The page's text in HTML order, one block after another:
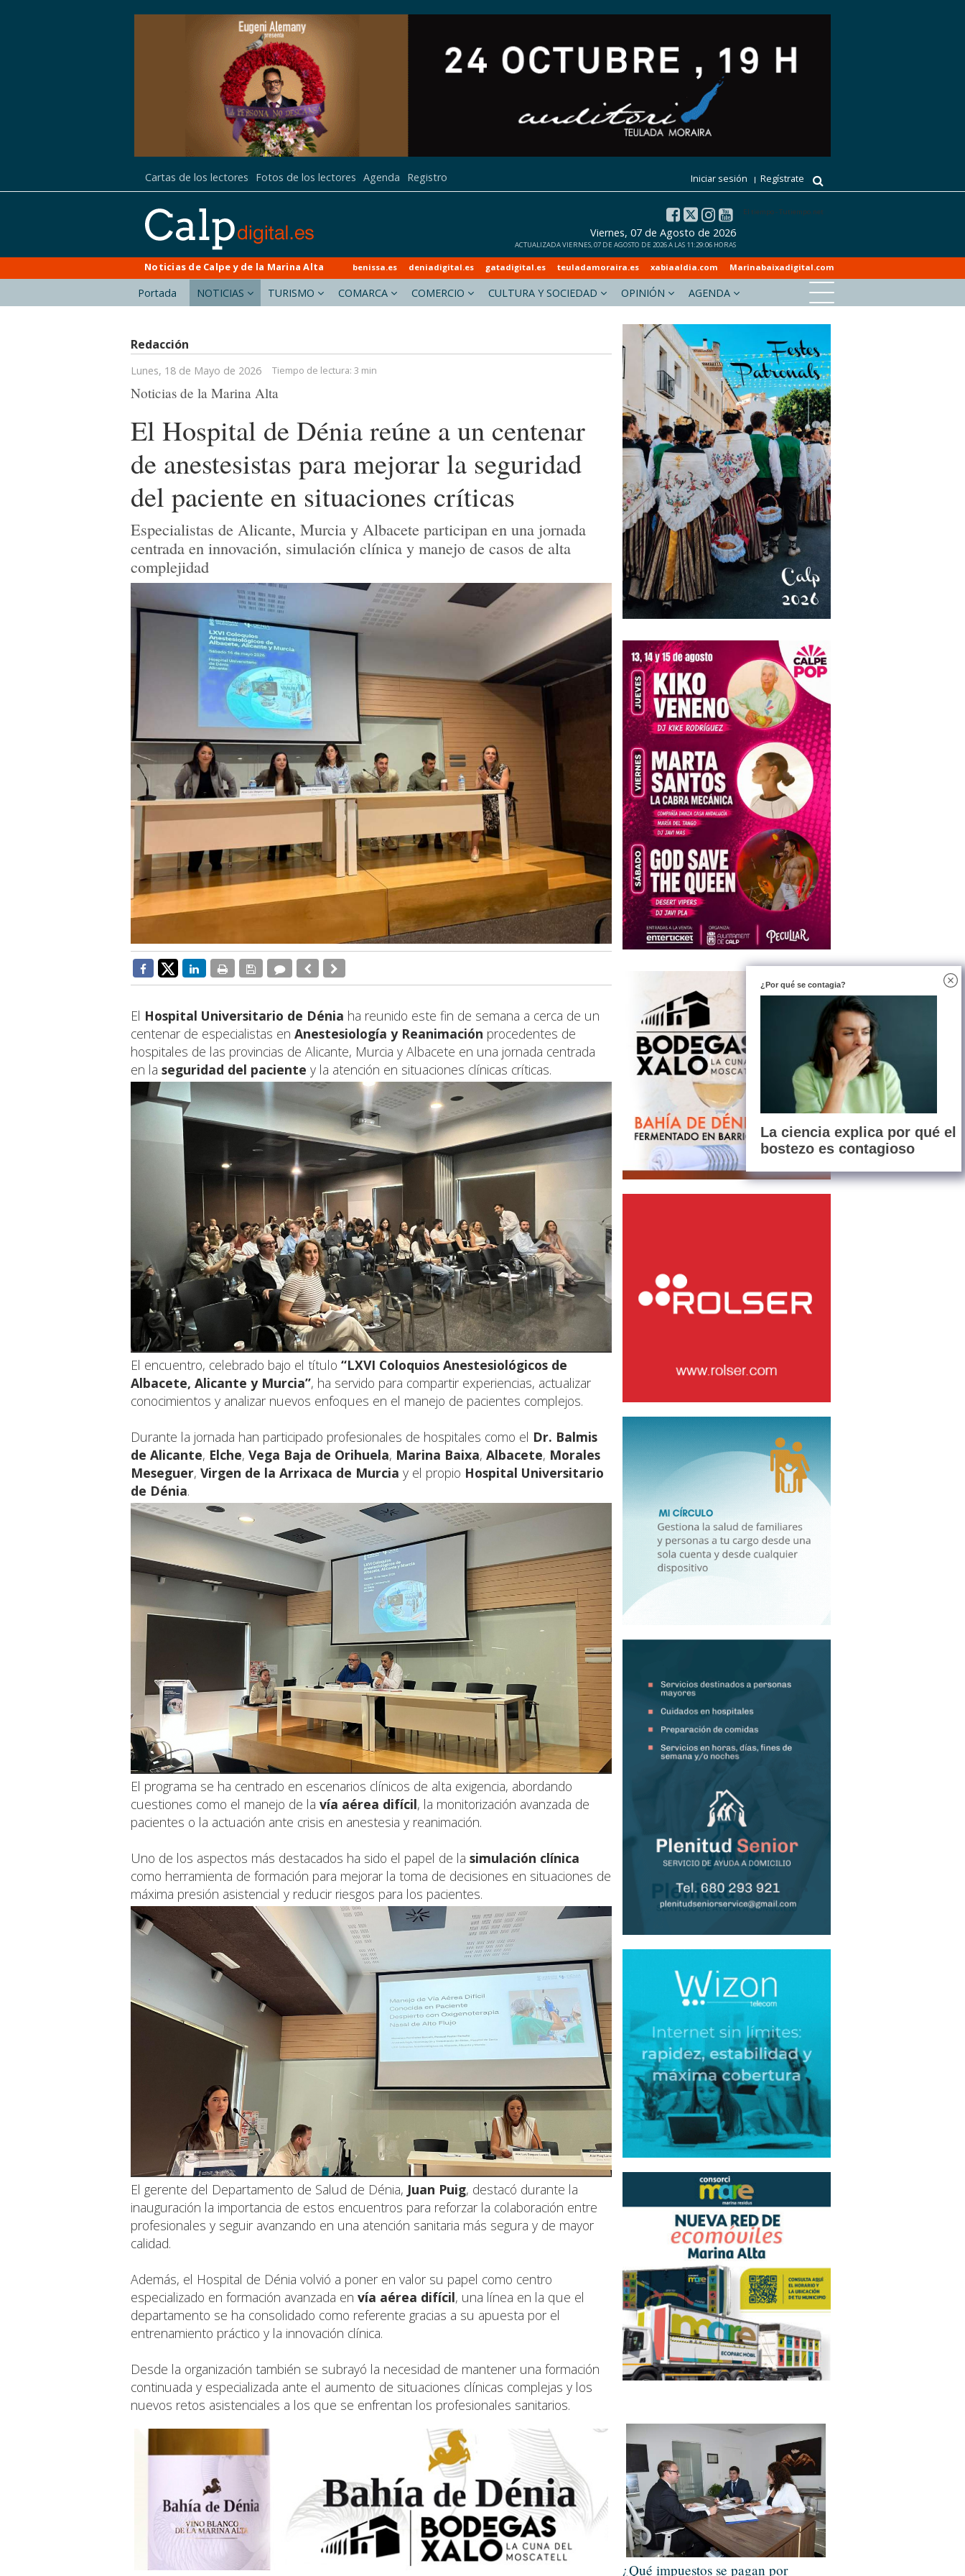
Cartas de los lectores Fotos de los lectores Agenda Registro Iniciar sesión Regístrate
El tiempo - Tutiempo.net
Viernes, 07 de Agosto de 2026
ACTUALIZADA VIERNES, 07 DE AGOSTO DE 2026 A LAS 11:29:06 HORAS
Noticias de Calpe y de la Marina Alta benissa.es deniadigital.es gatadigital.es teuladamoraira.es xabiaaldia.com Marinabaixadigital.com
Portada NOTICIAS TURISMO COMARCA COMERCIO CULTURA Y SOCIEDAD OPINIÓN AGENDA
Redacción
Lunes, 18 de Mayo de 2026 Tiempo de lectura: 3 min
Noticias de la Marina Alta
El Hospital de Dénia reúne a un centenar
de anestesistas para mejorar la seguridad
del paciente en situaciones críticas
Especialistas de Alicante, Murcia y Albacete participan en una jornada
centrada en innovación, simulación clínica y manejo de casos de alta
complejidad
El Hospital Universitario de Dénia ha reunido este fin de semana a cerca de un
centenar de especialistas en Anestesiología y Reanimación procedentes de
hospitales de las provincias de Alicante, Murcia y Albacete en una jornada centrada
en la seguridad del paciente y la atención en situaciones clínicas críticas.
El encuentro, celebrado bajo el título “LXVI Coloquios Anestesiológicos de
Albacete, Alicante y Murcia”, ha servido para compartir experiencias, actualizar
conocimientos y analizar nuevos enfoques en el manejo de pacientes complejos.
Durante la jornada han participado profesionales de hospitales como el Dr. Balmis
de Alicante, Elche, Vega Baja de Orihuela, Marina Baixa, Albacete, Morales
Meseguer, Virgen de la Arrixaca de Murcia y el propio Hospital Universitario
de Dénia.
El programa se ha centrado en escenarios clínicos de alta exigencia, abordando
cuestiones como el manejo de la vía aérea difícil, la monitorización avanzada de
pacientes o la actuación ante crisis en anestesia y reanimación.
Uno de los aspectos más destacados ha sido el papel de la simulación clínica
como herramienta de formación para mejorar la toma de decisiones en situaciones de
máxima presión asistencial y reducir riesgos para los pacientes.
El gerente del Departamento de Salud de Dénia, Juan Puig, destacó durante la
inauguración la importancia de estos encuentros para reforzar la colaboración entre
profesionales y seguir avanzando en una atención sanitaria más segura y de mayor
calidad.
Además, el Hospital de Dénia volvió a poner en valor su papel como centro
especializado en formación avanzada en vía aérea difícil, una línea en la que el
departamento se ha consolidado como referente gracias a su apuesta por el
entrenamiento práctico y la innovación clínica.
Desde la organización también se subrayó la necesidad de mantener una formación
continuada y especializada ante el aumento de situaciones clínicas complejas y los
nuevos retos asistenciales a los que se enfrentan los profesionales sanitarios.
¿Qué impuestos se pagan por
¿Por qué se contagia?
La ciencia explica por qué el
bostezo es contagioso